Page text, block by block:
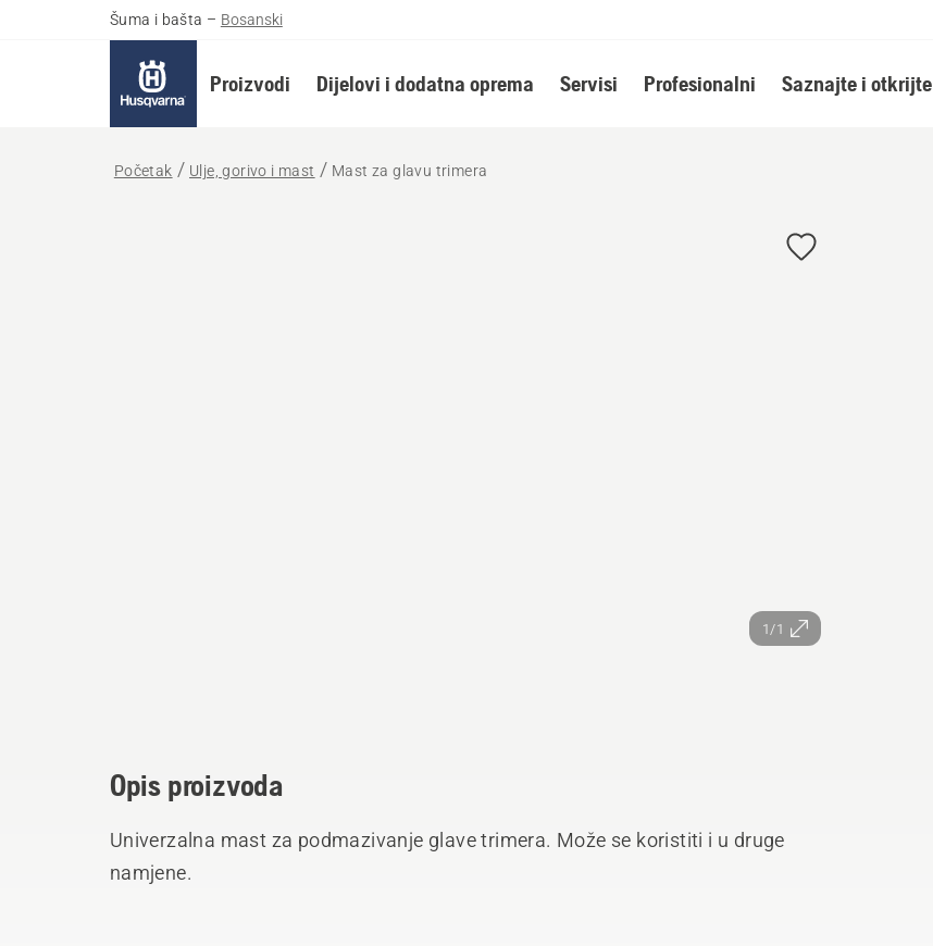
Šuma i bašta – Bosanski
Proizvodi Dijelovi i dodatna oprema Servisi Profesionalni Saznajte i otkrijte
Početak Ulje, gorivo i mast Mast za glavu trimera
1/1
Opis proizvoda
Univerzalna mast za podmazivanje glave trimera. Može se koristiti i u druge
namjene.